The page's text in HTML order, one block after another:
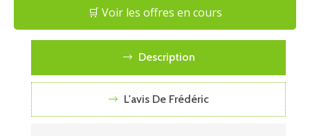
🛒 Voir les offres en cours
Description
L'avis De Frédéric